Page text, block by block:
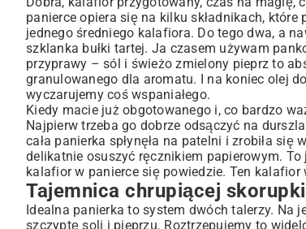
panierce opiera się na kilku składnikach,
jednego średniego kalafiora. Do tego dwa, a
szklanka bułki tartej. Ja czasem używam
przyprawy – sól i świeżo zmielony pieprz to
granulowanego dla aromatu. I na koniec olej
wyczarujemy coś wspaniałego.
Kiedy macie już obgotowanego i, co bardzo
Najpierw trzeba go dobrze odsączyć na
cała panierka spłynęła na patelni i zrobiła
delikatnie osuszyć ręcznikiem papierowym.
kalafior w panierce się powiedzie. Ten kalafior
Tajemnica chrupiącej
Idealna panierka to system dwóch talerzy. Na
szczyptę soli i pieprzu. Roztrzepujemy to